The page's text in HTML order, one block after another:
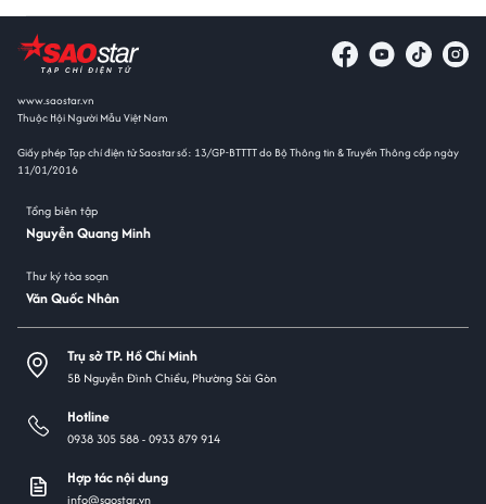
www.saostar.vn
Thuộc Hội Người Mẫu Việt Nam
Giấy phép Tạp chí điện tử Saostar số: 13/GP-BTTTT do Bộ Thông tin & Truyền Thông cấp ngày
11/01/2016
Tổng biên tập
Nguyễn Quang Minh
Thư ký tòa soạn
Văn Quốc Nhân
Trụ sở TP. Hồ Chí Minh
5B Nguyễn Đình Chiểu, Phường Sài Gòn
Hotline
0938 305 588 -0933 879 914
Hợp tác nội dung
info@saostar.vn